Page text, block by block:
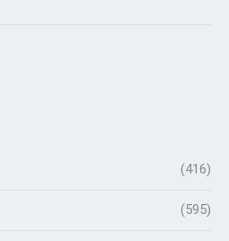
(416)
(595)